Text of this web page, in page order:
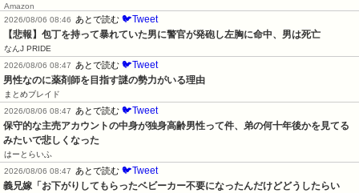
Amazon
2026/08/06 08:46
あとで読む 🐦Tweet
【悲報】包丁を持って暴れていた男に警官が発砲し左胸に命中、男は死亡
なんJ PRIDE
2026/08/06 08:47
あとで読む 🐦Tweet
男性なのに薬剤師を目指す謎の勢力がいる理由
まとめブレイド
2026/08/06 08:47
あとで読む 🐦Tweet
保守的な主売アカウントの中身が独身高齢男性って件、弟の何十年後かを見てる
みたいで悲しくなった
はーとらいふ
2026/08/06 08:47
あとで読む 🐦Tweet
義兄嫁「お下がりしてもらったベビーカー不要になったんだけどどうしたらい